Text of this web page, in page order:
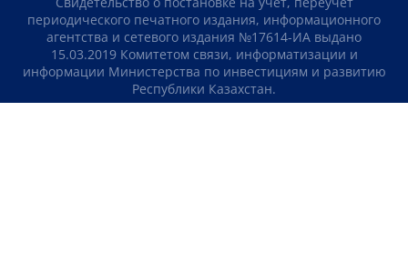
периодического печатного издания, информационного
агентства и сетевого издания №17614-ИА выдано
15.03.2019 Комитетом связи, информатизации и
информации Министерства по инвестициям и развитию
Республики Казахстан.